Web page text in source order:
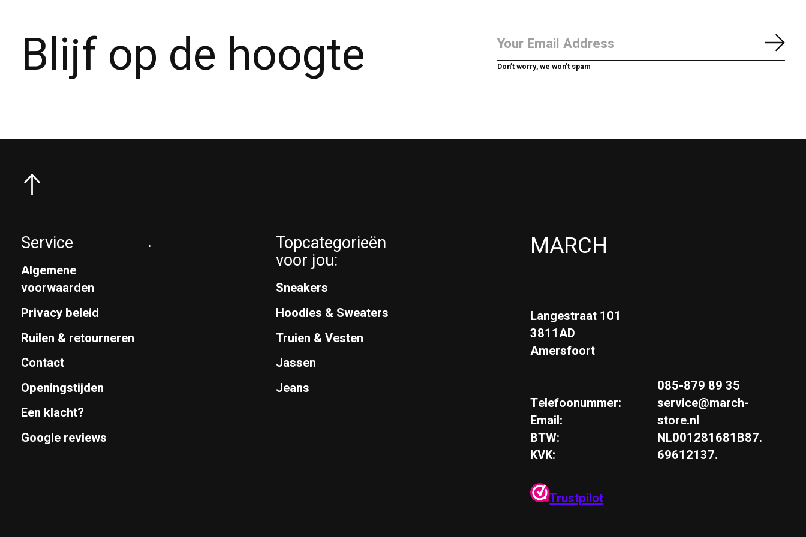
Blijf op de hoogte Don’t worry, we won’t spam
Service
Algemene
voorwaarden
Privacy beleid
Ruilen & retourneren
Contact
Openingstijden
Een klacht?
Google reviews
. Topcategorieën
voor jou:
Sneakers
Hoodies & Sweaters
Truien & Vesten
Jassen
Jeans
MARCH
Langestraat 101
3811AD
Amersfoort
Telefoonummer:
Email:
BTW:
KVK:
085-879 89 35
service@march-
store.nl
NL001281681B87.
69612137.
Trustpilot